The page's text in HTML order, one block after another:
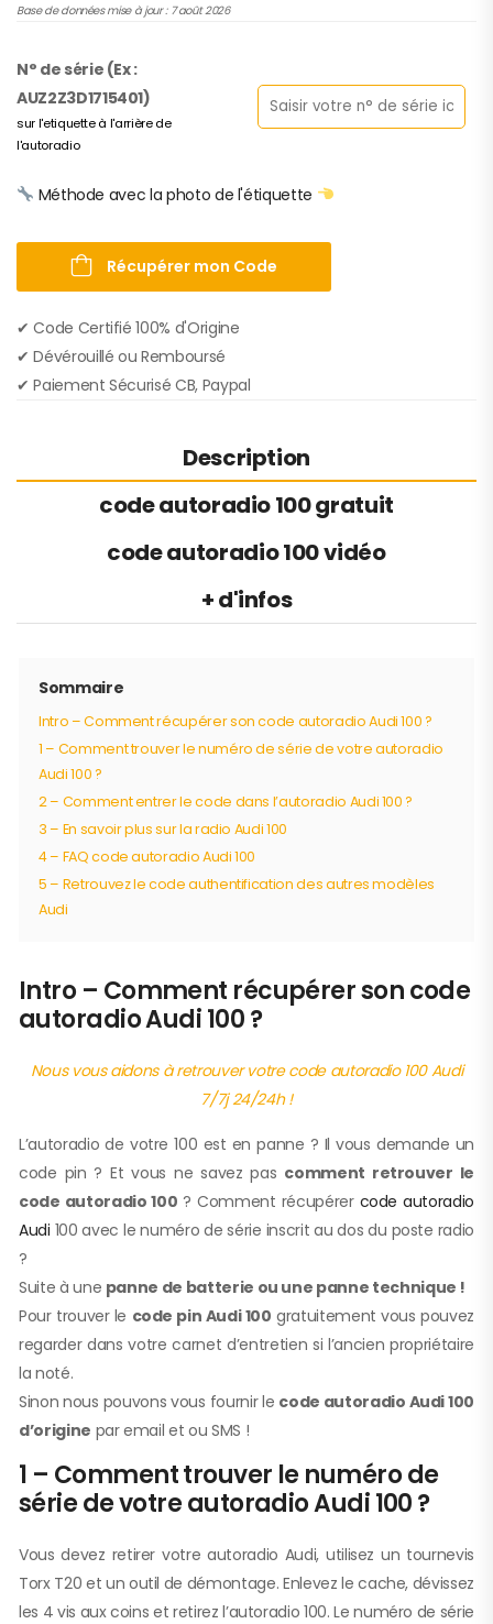
Base de données mise à jour : 7 août 2026
N° de série (Ex :
AUZ2Z3D1715401)
sur l'etiquette à l'arrière de
l'autoradio
Méthode avec la photo de l'étiquette
Récupérer mon Code
✔︎ Code Certifié 100% d'Origine
✔︎ Dévérouillé ou Remboursé
✔︎ Paiement Sécurisé CB, Paypal
Description
code autoradio 100 gratuit
code autoradio 100 vidéo
+ d'infos
Sommaire
Intro – Comment récupérer son code autoradio Audi 100 ?
1 – Comment trouver le numéro de série de votre autoradio
Audi 100 ?
2 – Comment entrer le code dans l’autoradio Audi 100 ?
3 – En savoir plus sur la radio Audi 100
4 – FAQ code autoradio Audi 100
5 – Retrouvez le code authentification des autres modèles
Audi
Intro – Comment récupérer son code
autoradio Audi 100 ?
Nous vous aidons à retrouver votre code autoradio 100 Audi
7/7j 24/24h !
L’autoradio de votre 100 est en panne ? Il vous demande un
code pin ? Et vous ne savez pas comment retrouver le
code autoradio 100 ? Comment récupérer code autoradio
Audi 100 avec le numéro de série inscrit au dos du poste radio
?
Suite à une panne de batterie ou une panne technique !
Pour trouver le code pin Audi 100 gratuitement vous pouvez
regarder dans votre carnet d’entretien si l’ancien propriétaire
la noté.
Sinon nous pouvons vous fournir le code autoradio Audi 100
d’origine par email et ou SMS !
1 – Comment trouver le numéro de
série de votre autoradio Audi 100 ?
Vous devez retirer votre autoradio Audi, utilisez un tournevis
Torx T20 et un outil de démontage. Enlevez le cache, dévissez
les 4 vis aux coins et retirez l’autoradio 100. Le numéro de série